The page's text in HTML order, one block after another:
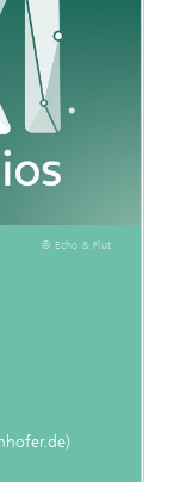
© Echo & Flut